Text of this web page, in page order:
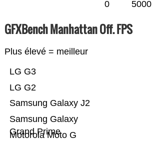
0 5000
GFXBench Manhattan Off. FPS
Plus élevé = meilleur
Motorola Moto G
Samsung Galaxy
Grand Prime
Samsung Galaxy J2
LG G2
LG G3